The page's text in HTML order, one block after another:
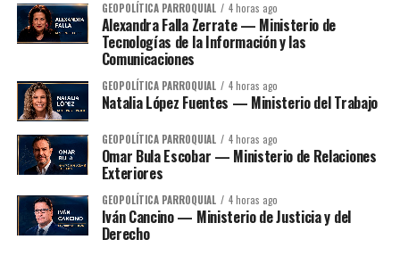
GEOPOLÍTICA PARROQUIAL 4 horas ago
Alexandra Falla Zerrate — Ministerio de
Tecnologías de la Información y las
Comunicaciones
GEOPOLÍTICA PARROQUIAL 4 horas ago
Natalia López Fuentes — Ministerio del Trabajo
GEOPOLÍTICA PARROQUIAL 4 horas ago
Omar Bula Escobar — Ministerio de Relaciones
Exteriores
GEOPOLÍTICA PARROQUIAL 4 horas ago
Iván Cancino — Ministerio de Justicia y del
Derecho